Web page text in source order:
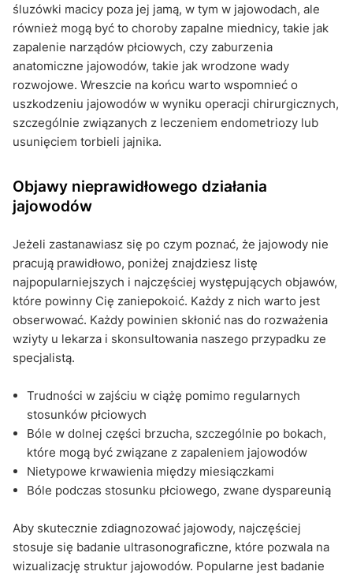
śluzówki macicy poza jej jamą, w tym w jajowodach, ale
również mogą być to choroby zapalne miednicy, takie jak
zapalenie narządów płciowych, czy zaburzenia
anatomiczne jajowodów, takie jak wrodzone wady
rozwojowe. Wreszcie na końcu warto wspomnieć o
uszkodzeniu jajowodów w wyniku operacji chirurgicznych,
szczególnie związanych z leczeniem endometriozy lub
usunięciem torbieli jajnika.
Objawy nieprawidłowego działania
jajowodów
Jeżeli zastanawiasz się po czym poznać, że jajowody nie
pracują prawidłowo, poniżej znajdziesz listę
najpopularniejszych i najczęściej występujących objawów,
które powinny Cię zaniepokoić. Każdy z nich warto jest
obserwować. Każdy powinien skłonić nas do rozważenia
wziyty u lekarza i skonsultowania naszego przypadku ze
specjalistą.
Trudności w zajściu w ciążę pomimo regularnych
stosunków płciowych
Bóle w dolnej części brzucha, szczególnie po bokach,
które mogą być związane z zapaleniem jajowodów
Nietypowe krwawienia między miesiączkami
Bóle podczas stosunku płciowego, zwane dyspareunią
Aby skutecznie zdiagnozować jajowody, najczęściej
stosuje się badanie ultrasonograficzne, które pozwala na
wizualizację struktur jajowodów. Popularne jest badanie